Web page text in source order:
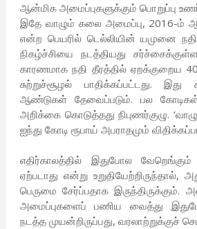
ஆன்மிக அமைப்புகளுக்கும் பொறுப்பு
இதே வாழும் கலை அமைப்பு, 2016-ம்
என்ற பெயரில் டெல்லியின் யமுனை
நிகழ்ச்சியை நடத்தியது
காரணமாக நதி தீரத்தில் ஏறக்குறைய
சுற்றுச்சூழல் பாதிக்கப்பட்டது. இது
ஆண்டுகள் தேவைப்படும். பல
அறிக்கை கொடுத்தது நிபுணர்குழு.
ஐந்து கோடி ரூபாய் அபராதமும்
எதிர்காலத்தில் இதுபோல
ஏற்படாது என்று உறுதியேற்றிருந்தால்,
பெருமை சேர்ப்பதாக இருந்திருக்கும்.
அமைப்புகளைப் பணிய வைத்து
நடத்த முயன்றிருப்பது, வரலாற்றுக்குச்